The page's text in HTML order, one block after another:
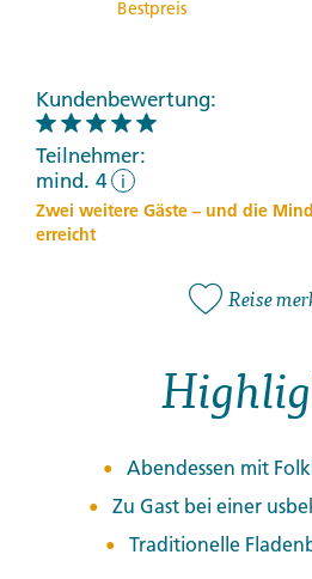
Bestpreis
Kundenbewertung:
Teilnehmer:
mind. 4
i
Zwei weitere Gäste – und die
erreicht
Reise
Abendessen mit
Zu Gast bei einer
Traditionelle